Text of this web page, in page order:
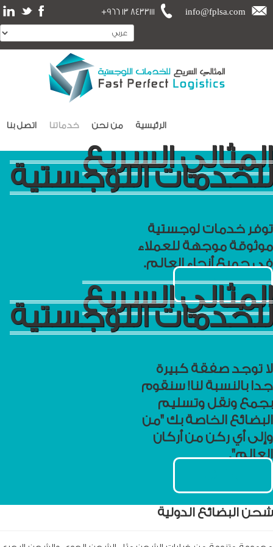
info@fplsa.com
+966 13 8433111
الرئيسية من نحن خدماتنا اتصل بنا
المثالي السريع
للخدمات اللوجستية
توفر خدمات لوجستية
موثوقة موجهة للعملاء
في جميع أنحاء العالم.
ابدأ الآن
المثالي السريع
للخدمات اللوجستية
لا توجد صفقة كبيرة
جدا بالنسبة لنا! سنقوم
بجمع ونقل وتسليم
البضائع الخاصة بك "من
وإلى أي ركن من أركان
العالم".
شحن البضائع الدولية